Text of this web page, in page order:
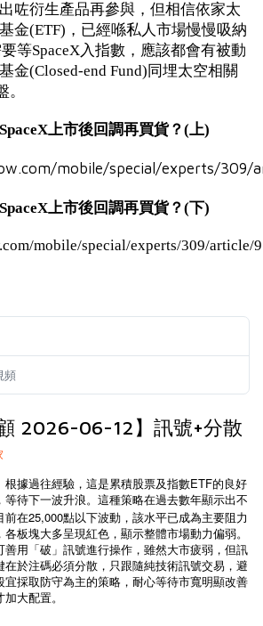
咗衍生產品再參與，但相信依家太
金(ETF)，已經喺私人市場慢慢吸納
等SpaceX入指數，應該都會有被動
金(Closed-end Fund)同埋太空相關
上市後回調再買貨？(上)
mobile/special/experts/309/
上市後回調再買貨？(下)
mobile/special/experts/309/article/
頻
顧 2026-06-12】訊號+分散
根據過往經驗，這是累積股票及指數ETF的良好
等待下一波升浪。這種策略在過去數年顯示出不
前在25,000點以下波動，該水平已成為主要阻力
板塊大多呈現紅色，顯示整體市場動力偏弱。
善用「破」訊號進行操作，雖然大市疲弱，但訊
在於注碼必須分散，只跟隨純技術訊號交易，避
宜採取防守為主的策略，耐心等待市寬明顯改善
大配置。